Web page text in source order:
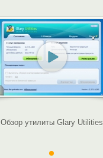
Обзор утилиты Glary Utilities